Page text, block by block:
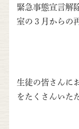
緊急事態宣言解
室の３月からの
生徒の皆さんに
をたくさんいた